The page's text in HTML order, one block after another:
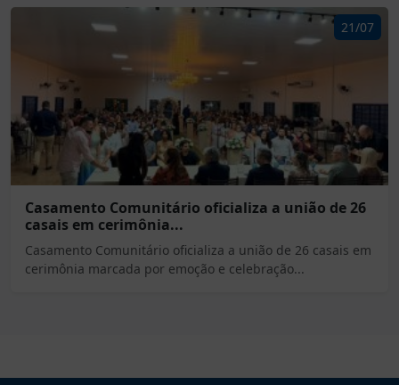
21/07
Casamento Comunitário oficializa a união de 26
casais em cerimônia...
Casamento Comunitário oficializa a união de 26 casais em
cerimônia marcada por emoção e celebração...